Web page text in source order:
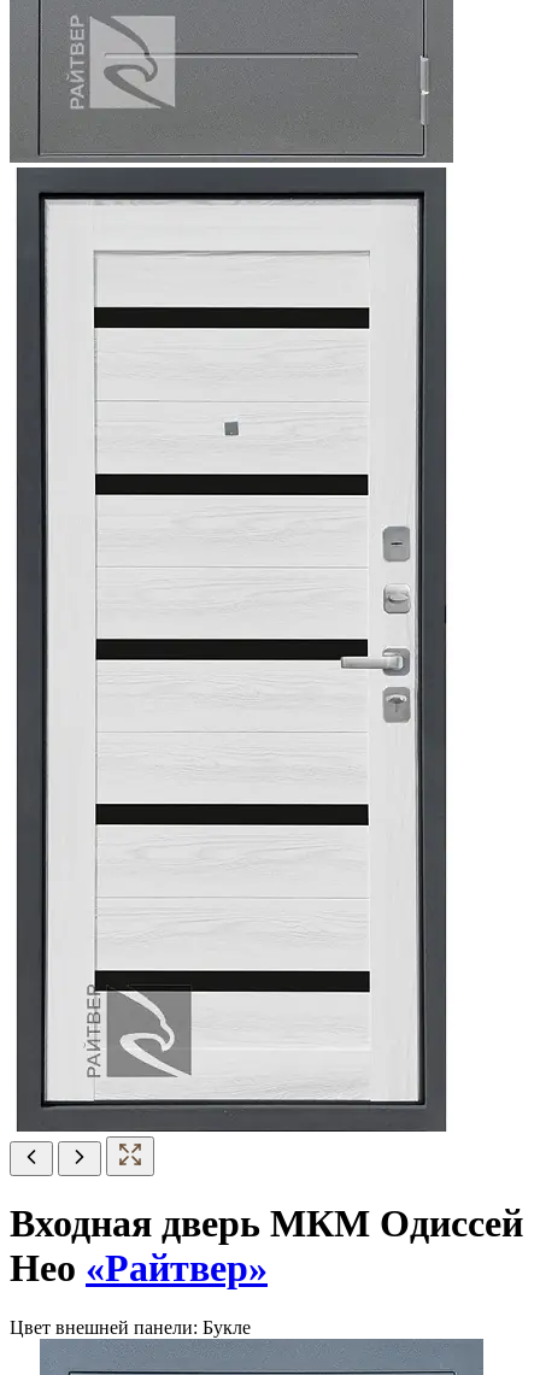
Входная дверь МКМ Одиссей
Нео «Райтвер»
Цвет внешней панели: Букле